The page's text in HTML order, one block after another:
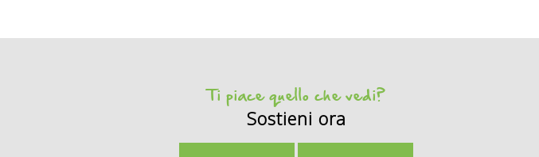
Ti piace quello che vedi?
Sostieni ora